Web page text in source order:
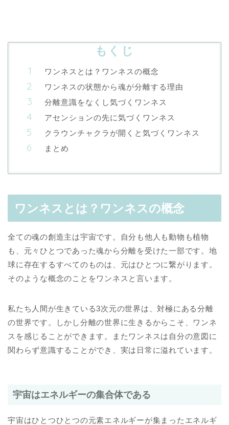
もくじ
ワンネスとは？ワンネスの概念
ワンネスの状態から魂が分離する理由
分離意識をなくし気づくワンネス
アセンションの先に気づくワンネス
クラウンチャクラが開くと気づくワンネス
まとめ
ワンネスとは？ワンネスの概念
全ての魂の創造主は宇宙です。自分も他人も動物も植物
も、元々ひとつであった魂から分離を受けた一部です。地
球に存在するすべてのものは、元はひとつに繋がります。
そのような概念のことをワンネスと言います。
私たち人間が生きている3次元の世界は、対極にある分離
の世界です。しかし分離の世界に生きるからこそ、ワンネ
スを感じることができます。またワンネスは自分の意図に
関わらず意識することができ、実は日常に溢れています。
宇宙はエネルギーの集合体である
宇宙はひとつひとつの元素エネルギーが集まったエネルギ